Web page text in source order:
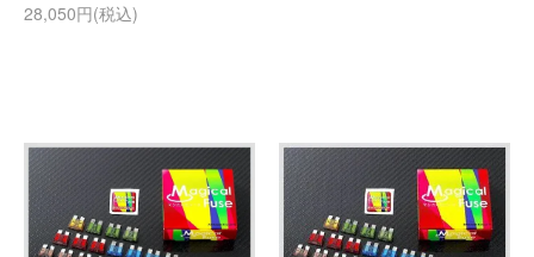
28,050円(税込)